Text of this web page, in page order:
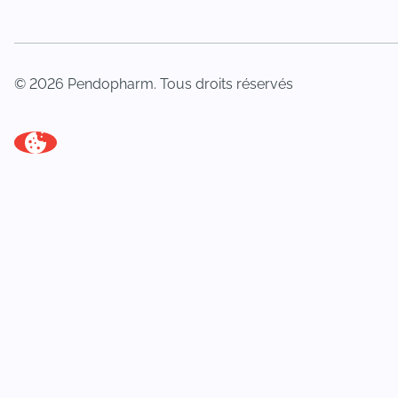
© 2026 Pendopharm. Tous droits réservés